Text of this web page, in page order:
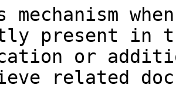
mechanism
present in
or